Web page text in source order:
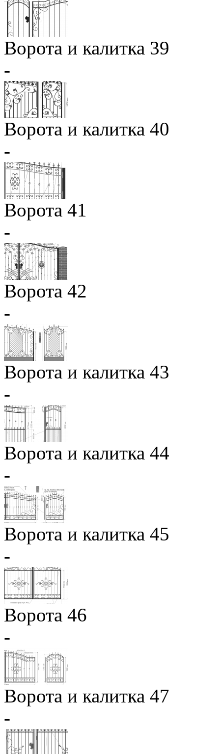
Ворота и калитка 39
-
Ворота и калитка 40
-
Ворота 41
-
Ворота 42
-
Ворота и калитка 43
-
Ворота и калитка 44
-
Ворота и калитка 45
-
Ворота 46
-
Ворота и калитка 47
-